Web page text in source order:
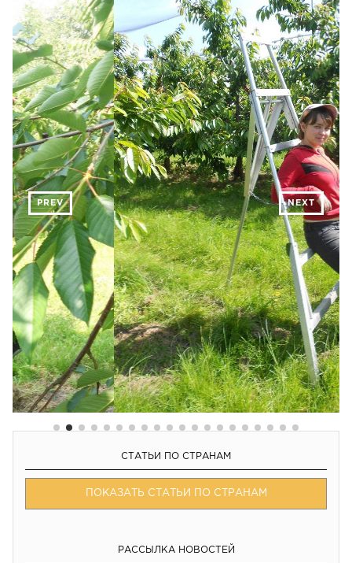
PREV NEXT
СТАТЬИ ПО СТРАНАМ
ПОКАЗАТЬ СТАТЬИ ПО СТРАНАМ
РАССЫЛКА НОВОСТЕЙ